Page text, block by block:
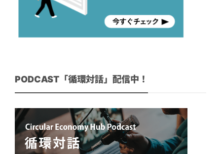
PODCAST「循環対話」配信中！